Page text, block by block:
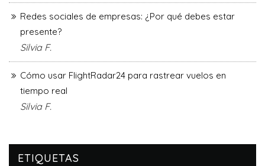
Redes sociales de empresas: ¿Por qué debes estar
presente?
Silvia F.
Cómo usar FlightRadar24 para rastrear vuelos en
tiempo real
Silvia F.
ETIQUETAS